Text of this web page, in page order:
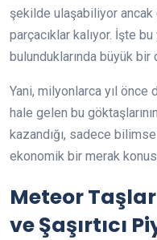
şekilde ulaşabiliyor
parçacıklar kalıyor. İşte
bulunduklarında büyük bir
Yani, milyonlarca yıl önce
hale gelen bu
kazandığı, sadece
ekonomik bir merak
Meteor
ve Şaşırtıcı